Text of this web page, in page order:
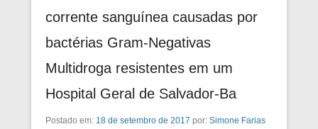
corrente sanguínea causadas por
bactérias Gram-Negativas
Multidroga resistentes em um
Hospital Geral de Salvador-Ba
Postado em: 18 de setembro de 2017 por: Simone Farias